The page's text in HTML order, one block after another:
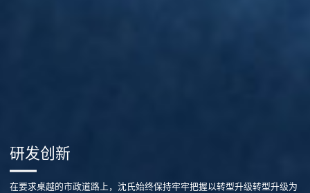
研发创新
在要求桌越的市政道路上，沈氏始终保持牢牢把握以转型升级转型升级为